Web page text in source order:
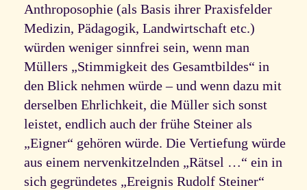
Anthroposophie (als Basis ihrer Praxisfelder
Medizin, Pädagogik, Landwirtschaft etc.)
würden weniger sinnfrei sein, wenn man
Müllers „Stimmigkeit des Gesamtbildes“ in
den Blick nehmen würde – und wenn dazu mit
derselben Ehrlichkeit, die Müller sich sonst
leistet, endlich auch der frühe Steiner als
„Eigner“ gehören würde. Die Vertiefung würde
aus einem nervenkitzelnden „Rätsel …“ ein in
sich gegründetes „Ereignis Rudolf Steiner“